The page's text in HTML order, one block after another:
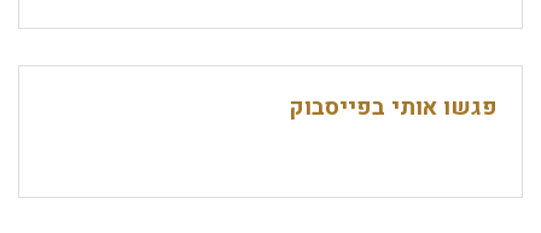
פגשו אותי בפייסבוק